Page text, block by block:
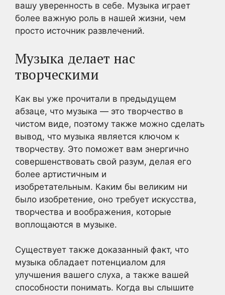
вашу уверенность в себе. Музыка играет
более важную роль в нашей жизни, чем
просто источник развлечений.
Музыка делает нас
творческими
Как вы уже прочитали в предыдущем
абзаце, что музыка — это творчество в
чистом виде, поэтому также можно сделать
вывод, что музыка является ключом к
творчеству. Это поможет вам энергично
совершенствовать свой разум, делая его
более артистичным и
изобретательным. Каким бы великим ни
было изобретение, оно требует искусства,
творчества и воображения, которые
воплощаются в музыке.
Существует также доказанный факт, что
музыка обладает потенциалом для
улучшения вашего слуха, а также вашей
способности понимать. Когда вы слышите